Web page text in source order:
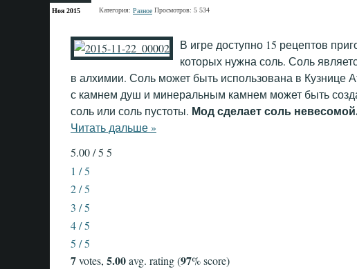
В игре доступно 15 рецептов
которых нужна соль. Соль
в алхимии. Соль может быть использована в Кузнице
с камнем душ и минеральным камнем может быть
соль или соль пустоты. Мод сделает соль
Читать дальше »
5.00 / 5 5
1 / 5
2 / 5
3 / 5
4 / 5
5 / 5
7votes, 5.00avg. rating (97% score)
Ноя 2015 Категория: Разное Просмотров: 5 534